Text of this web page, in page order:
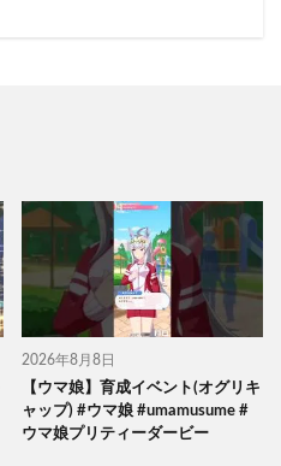
2026年8月8日
【ウマ娘】育成イベント(オグリキ
ャップ) #ウマ娘 #umamusume #
ウマ娘プリティーダービー